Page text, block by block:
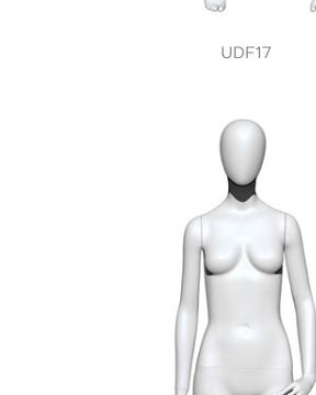
UDF17